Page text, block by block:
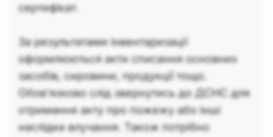
сертифікат.
За результатами інвентаризації
оформлюються акти списання основних
засобів, сировини, продукції тощо.
Обов’язково слід звернутись до ДСНС для
отримання акту про пожежу або інші
наслідки влучання. Також потрібно